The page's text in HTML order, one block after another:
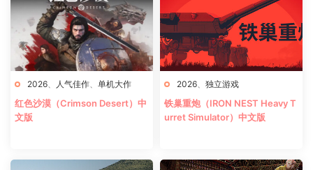
2026 人气佳作 单机大作
红色沙漠（Crimson Desert）中
文版
2026 独立游戏
铁巢重炮（IRON NEST Heavy T
urret Simulator）中文版